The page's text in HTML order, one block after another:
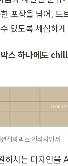
포장을 넘어, 드
있도록 세심하
스 하나에도 chill
잡화박스 인쇄사양서
하시는 디자인을